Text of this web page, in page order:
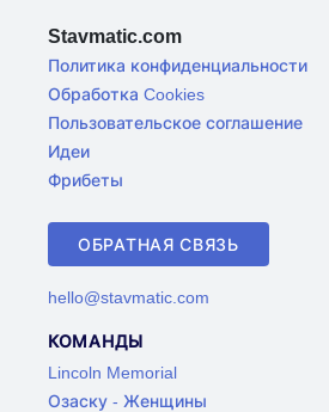
Stavmatic.com
Политика конфиденциальности
Обработка Cookies
Пользовательское соглашение
Идеи
Фрибеты
ОБРАТНАЯ СВЯЗЬ
hello@stavmatic.com
КОМАНДЫ
Lincoln Memorial
Озаску - Женщины